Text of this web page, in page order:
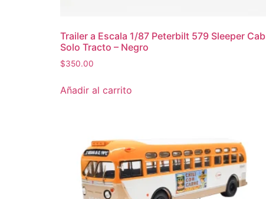
Trailer a Escala 1/87 Peterbilt 579 Sleeper Cab
Solo Tracto – Negro
$350.00
Añadir al carrito